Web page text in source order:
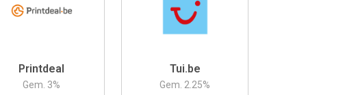
Printdeal
Gem. 3%
Tui.be
Gem. 2.25%